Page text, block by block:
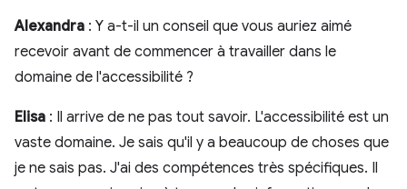
Alexandra : Y a-t-il un conseil que vous auriez aimé
recevoir avant de commencer à travailler dans le
domaine de l'accessibilité ?
Elisa : Il arrive de ne pas tout savoir. L'accessibilité est un
vaste domaine. Je sais qu'il y a beaucoup de choses que
je ne sais pas. J'ai des compétences très spécifiques. Il